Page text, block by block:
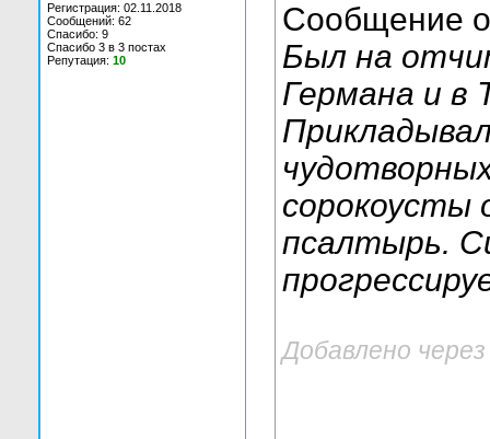
Регистрация: 02.11.2018
Сообщений: 62
Спасибо: 9
Спасибо 3 в 3 постах
Репутация: 10
Сообщение
Был на
Германа и в
сорокоусты
псалтырь.
Добавлено